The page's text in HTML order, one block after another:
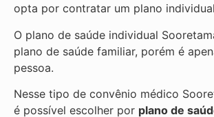
opta por contratar um plano
O plano de saúde individual
plano de saúde familiar, porém é
pessoa.
Nesse tipo de convênio médico
é possível escolher por plano de